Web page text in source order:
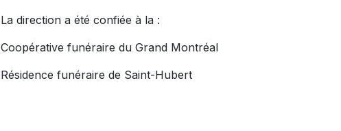
La direction a été confiée à la :
Coopérative funéraire du Grand Montréal
Résidence funéraire de Saint-Hubert